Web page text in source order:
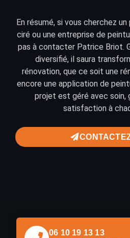
En résumé, si vous cherchez
ciré ou une entreprise de
pas à contacter Patrice Briot.
diversifié, il saura
rénovation, que ce soit une
encore une application de
projet est géré avec soin,
satisfaction à
06 10 19 13 13